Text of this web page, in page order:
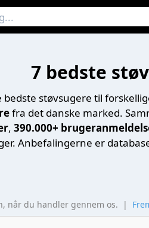
7 bedste
bedste støvsugere til
fra det danske marked.
, 390.000+
Anbefalingerne er
når du handler gennem os.
|